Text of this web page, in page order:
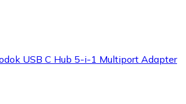
USB C Hub 5-i-1 Multiport Adapter